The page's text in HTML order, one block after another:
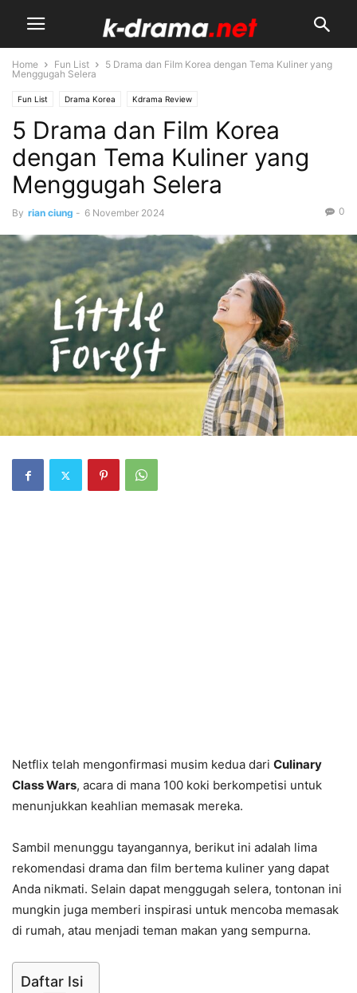
Home Fun List
5 Drama dan Film Korea dengan Tema Kuliner yang
Menggugah Selera
Fun List Drama Korea Kdrama Review
5 Drama dan Film Korea
dengan Tema Kuliner yang
Menggugah Selera
By rian ciung - 6 November 2024 0
Netflix telah mengonfirmasi musim kedua dari Culinary
Class Wars, acara di mana 100 koki berkompetisi untuk
menunjukkan keahlian memasak mereka.
Sambil menunggu tayangannya, berikut ini adalah lima
rekomendasi drama dan film bertema kuliner yang dapat
Anda nikmati. Selain dapat menggugah selera, tontonan ini
mungkin juga memberi inspirasi untuk mencoba memasak
di rumah, atau menjadi teman makan yang sempurna.
Daftar Isi